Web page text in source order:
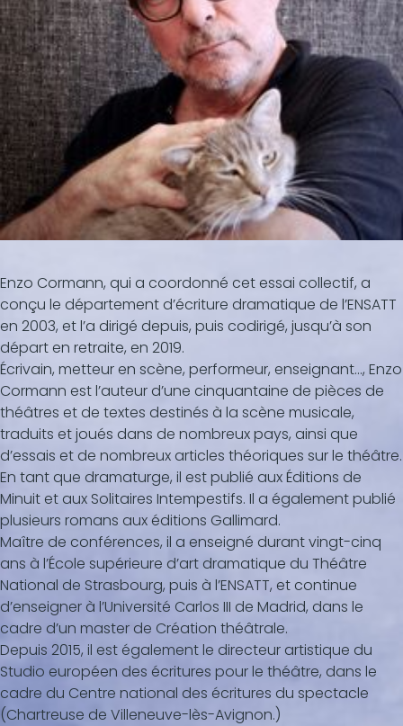
Enzo Cormann, qui a coordonné cet essai collectif, a
conçu le département d’écriture dramatique de l’ENSATT
en 2003, et l’a dirigé depuis, puis codirigé, jusqu’à son
départ en retraite, en 2019.
Écrivain, metteur en scène, performeur, enseignant…, Enzo
Cormann est l’auteur d’une cinquantaine de pièces de
théâtres et de textes destinés à la scène musicale,
traduits et joués dans de nombreux pays, ainsi que
d’essais et de nombreux articles théoriques sur le théâtre.
En tant que dramaturge, il est publié aux Éditions de
Minuit et aux Solitaires Intempestifs. Il a également publié
plusieurs romans aux éditions Gallimard.
Maître de conférences, il a enseigné durant vingt-cinq
ans à l’École supérieure d’art dramatique du Théâtre
National de Strasbourg, puis à l’ENSATT, et continue
d’enseigner à l’Université Carlos III de Madrid, dans le
cadre d’un master de Création théâtrale.
Depuis 2015, il est également le directeur artistique du
Studio européen des écritures pour le théâtre, dans le
cadre du Centre national des écritures du spectacle
(Chartreuse de Villeneuve-lès-Avignon.)